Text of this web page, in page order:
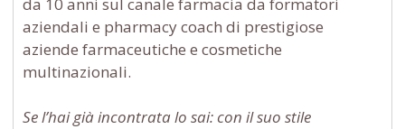
aziendali e pharmacy coach di prestigiose
aziende farmaceutiche e cosmetiche
multinazionali.
Se l’hai già incontrata lo sai: con il suo stile